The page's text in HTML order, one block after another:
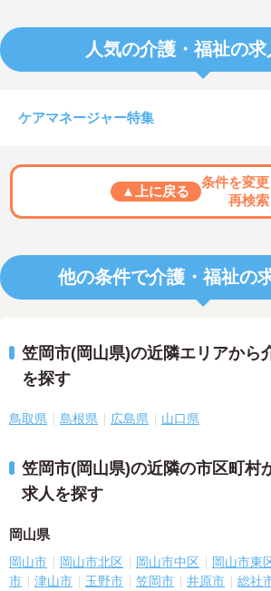
人気の介護・福祉の
ケアマネージャー特集
▲上に戻る
条件を変
再検索
他の条件で介護・福祉の
笠岡市(岡山県)の近隣エリアから
を探す
鳥取県 島根県 広島県 山口県
笠岡市(岡山県)の近隣の市区町村
求人を探す
岡山県
岡山市 岡山市北区 岡山市中区 岡山市東
市
津山市 玉野市 笠岡市 井原市 総社